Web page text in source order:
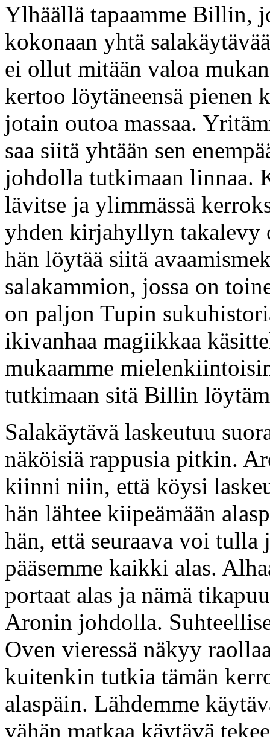
Ylhäällä tapaamme Billin,
kokonaan yhtä
ei ollut mitään valoa
kertoo löytäneensä
jotain outoa massaa.
saa siitä yhtään sen
johdolla tutkimaan linnaa.
lävitse ja ylimmässä
yhden kirjahyllyn takalevy
hän löytää siitä
salakammion, jossa on
on paljon Tupin
ikivanhaa magiikkaa
mukaamme
tutkimaan sitä Billin
Salakäytävä laskeutuu
näköisiä rappusia pitkin.
kiinni niin, että köysi
hän lähtee kiipeämään
hän, että seuraava voi
pääsemme kaikki alas.
portaat alas ja nämä
Aronin johdolla.
Oven vieressä näkyy
kuitenkin tutkia tämän
alaspäin. Lähdemme
vähän matkaa käytävä